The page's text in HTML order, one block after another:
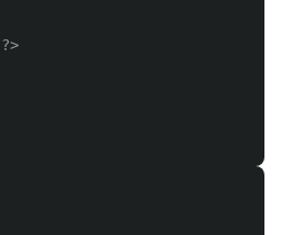
?>